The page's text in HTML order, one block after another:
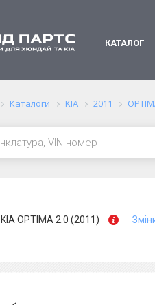
КАТАЛОГ
Каталоги KIA 2011
KIA OPTIMA 2.0 (2011)